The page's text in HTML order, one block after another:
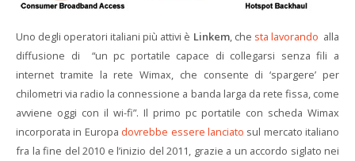
Uno degli operatori italiani più attivi è Linkem, che sta lavorando alla
diffusione di “un pc portatile capace di collegarsi senza fili a
internet tramite la rete Wimax, che consente di ‘spargere’ per
chilometri via radio la connessione a banda larga da rete fissa, come
avviene oggi con il wi-fi”. Il primo pc portatile con scheda Wimax
incorporata in Europa dovrebbe essere lanciato sul mercato italiano
fra la fine del 2010 e l’inizio del 2011, grazie a un accordo siglato nei